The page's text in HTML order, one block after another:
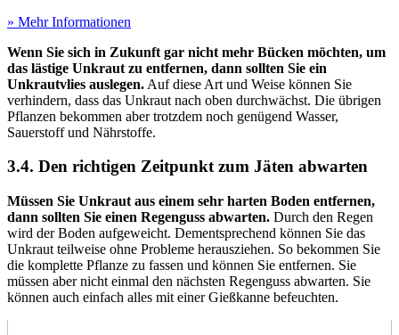
» Mehr Informationen
Wenn Sie sich in Zukunft gar nicht mehr Bücken möchten, um
das lästige Unkraut zu entfernen, dann sollten Sie ein
Unkrautvlies auslegen. Auf diese Art und Weise können Sie
verhindern, dass das Unkraut nach oben durchwächst. Die übrigen
Pflanzen bekommen aber trotzdem noch genügend Wasser,
Sauerstoff und Nährstoffe.
3.4. Den richtigen Zeitpunkt zum Jäten abwarten
Müssen Sie Unkraut aus einem sehr harten Boden entfernen,
dann sollten Sie einen Regenguss abwarten. Durch den Regen
wird der Boden aufgeweicht. Dementsprechend können Sie das
Unkraut teilweise ohne Probleme herausziehen. So bekommen Sie
die komplette Pflanze zu fassen und können Sie entfernen. Sie
müssen aber nicht einmal den nächsten Regenguss abwarten. Sie
können auch einfach alles mit einer Gießkanne befeuchten.